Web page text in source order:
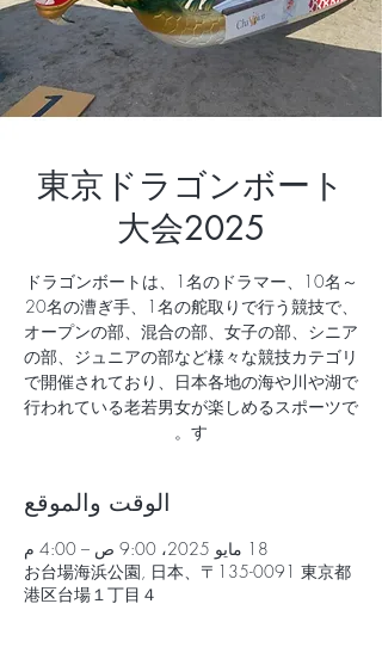
東京ドラゴンボート
大会2025
ドラゴンボートは、1名のドラマー、10名～
20名の漕ぎ手、1名の舵取りで行う競技で、
オープンの部、混合の部、女子の部、シニア
の部、ジュニアの部など様々な競技カテゴリ
で開催されており、日本各地の海や川や湖で
行われている老若男女が楽しめるスポーツで
す。
الوقت والموقع
18 مايو 2025، 9:00 ص – 4:00 م
お台場海浜公園, 日本、〒135-0091 東京都
港区台場１丁目４